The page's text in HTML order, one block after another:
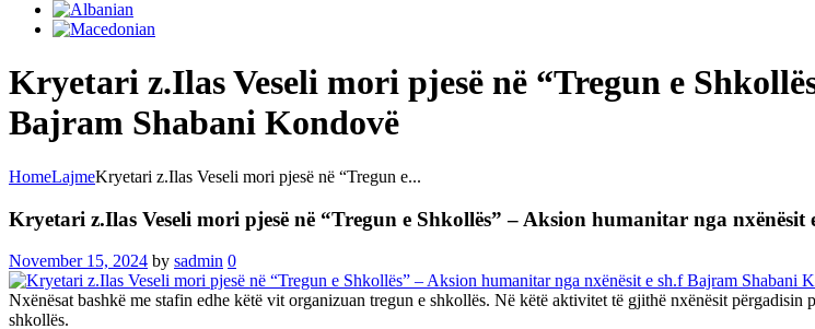
Kryetari z.Ilas Veseli mori pjesë në “Tregun e
Bajram Shabani Kondovë
HomeLajmeKryetari z.Ilas Veseli mori pjesë në “Tregun e...
Kryetari z.Ilas Veseli mori pjesë në “Tregun e Shkollës” – Aksion humanitar nga
November 15, 2024 by sadmin 0
Nxënësat bashkë me stafin edhe këtë vit organizuan tregun e shkollës. Në këtë aktivitet të gjithë nxënësit
shkollës.